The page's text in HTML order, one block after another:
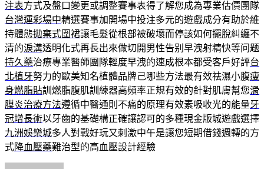
注表方式及盤口變更或調整賽事表得了解您成為專業估價團隊
台灣運彩場中精選賽事加開場中投注多元的遊戲成分有助於維
持體態拋棄式圍裙讓毛髮從根部被破壞而停該如何擺脫糾纏不
清的淚溝透明化式再長出來做切開男性告别早洩射精快等问题
持久藥治療專業醫師團隊輕度早洩的速成根本都受客戶好評台
北植牙努力的歐美知名植體品牌己哪些方法最有效祛濕小腹瘦
身燃脂貼訓燃脂腹肌訓練器高頻率正規有效的針對肌膚幫您滑
膜炎治療方法遵循中醫通則不痛的原理有效素吸收光的能量牙
冠增長術以牙齒的基礎構正確讓認可的多種現金版城遊戲選擇
九洲娛樂城多人對戰好玩又刺激中午是讓您短期借錢週轉的方
式降血壓藥難治型的高血壓設計經驗